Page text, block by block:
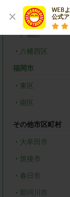
WEB
公式
北九州市
・戸畑区
・ 八幡西区
福岡市
・ 東区
・ 南区
その他市区町村
・ 大牟田市
・ 筑後市
・ 春日市
・ 那珂川市